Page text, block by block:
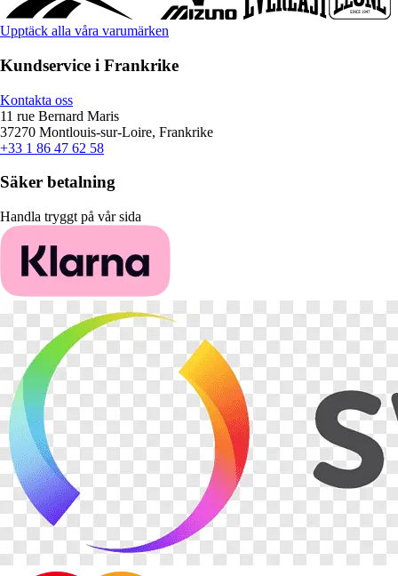
Upptäck alla våra varumärken
Kundservice i Frankrike
Kontakta oss
11 rue Bernard Maris
37270 Montlouis-sur-Loire, Frankrike
+33 1 86 47 62 58
Säker betalning
Handla tryggt på vår sida